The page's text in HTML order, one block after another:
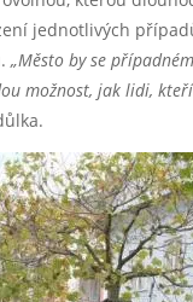
jednotlivých
„Město by se
možnost, jak lidi,